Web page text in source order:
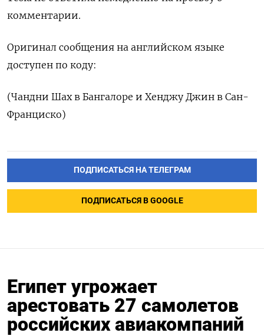
комментарии.
Оригинал сообщения на английском языке
доступен по коду:
(Чандни Шах в Бангалоре и Хенджу Джин в Сан-
Франциско)
ПОДПИСАТЬСЯ НА ТЕЛЕГРАМ
ПОДПИСАТЬСЯ В GOOGLE
Египет угрожает
арестовать 27 самолетов
российских авиакомпаний